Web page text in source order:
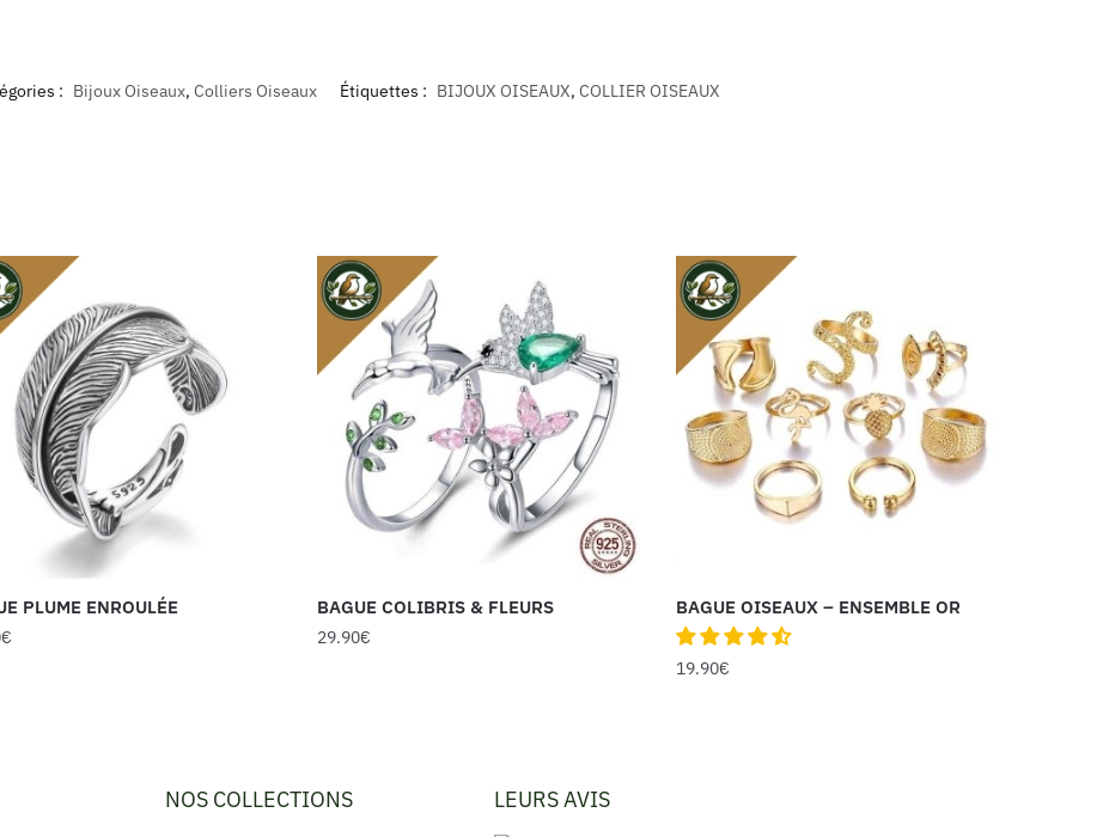
: Bijoux Oiseaux, Colliers Oiseaux Étiquettes : BIJOUX OISEAUX, COLLIER OISEAUX
PLUME ENROULÉE
€
BAGUE COLIBRIS & FLEURS
29.90€
BAGUE OISEAUX – ENSEMBLE OR
19.90€
NOS COLLECTIONS LEURS AVIS